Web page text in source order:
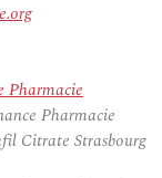
Pharmacie
Pharmacie
Citrate Strasbourg